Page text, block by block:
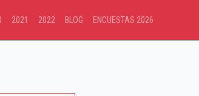
2021 2022 BLOG ENCUESTAS 2026